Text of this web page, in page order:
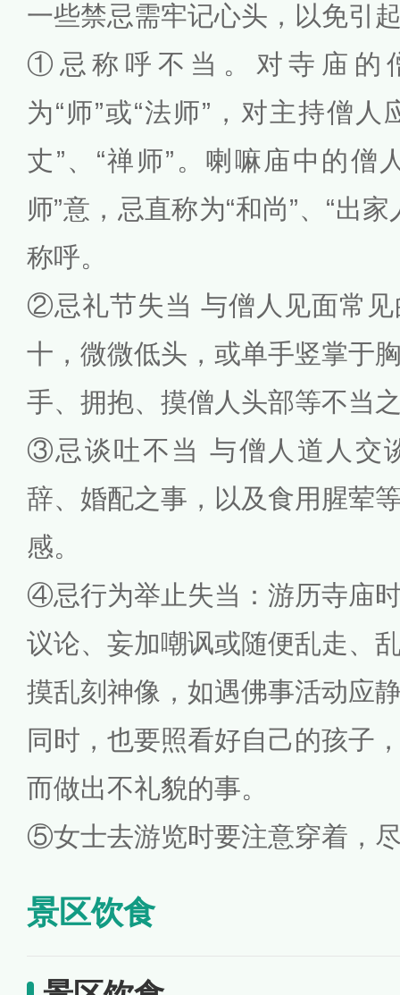
一些禁忌需牢记心头，以免引
①忌称呼不当。对寺庙的
为“师”或“法师”，对主持僧人
丈”、“禅师”。喇嘛庙中的僧
师”意，忌直称为“和尚”、“出
称呼。
②忌礼节失当 与僧人见面常
十，微微低头，或单手竖掌于
手、拥抱、摸僧人头部等不当
③忌谈吐不当 与僧人道人交
辞、婚配之事，以及食用腥荤
感。
④忌行为举止失当：游历寺庙
议论、妄加嘲讽或随便乱走、
摸乱刻神像，如遇佛事活动应
同时，也要照看好自己的孩子
而做出不礼貌的事。
⑤女士去游览时要注意穿着，
景区饮食